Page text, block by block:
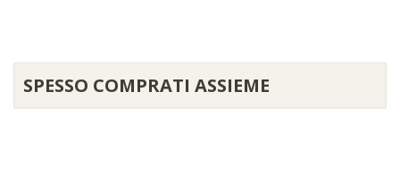
SPESSO COMPRATI ASSIEME